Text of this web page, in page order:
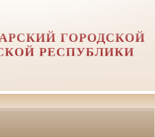
ГОРОДСКОЙ
РЕСПУБЛИКИ